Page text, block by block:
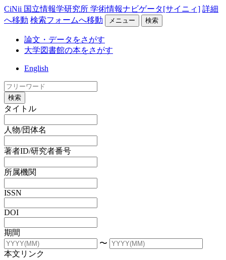
CiNii 国立情報学研究所 学術情報ナビゲータ[サイニィ] 詳細
へ移動 検索フォームへ移動 メニュー 検索
論文・データをさがす
大学図書館の本をさがす
English
検索
タイトル
人物/団体名
著者ID/研究者番号
所属機関
ISSN
DOI
期間
〜
本文リンク